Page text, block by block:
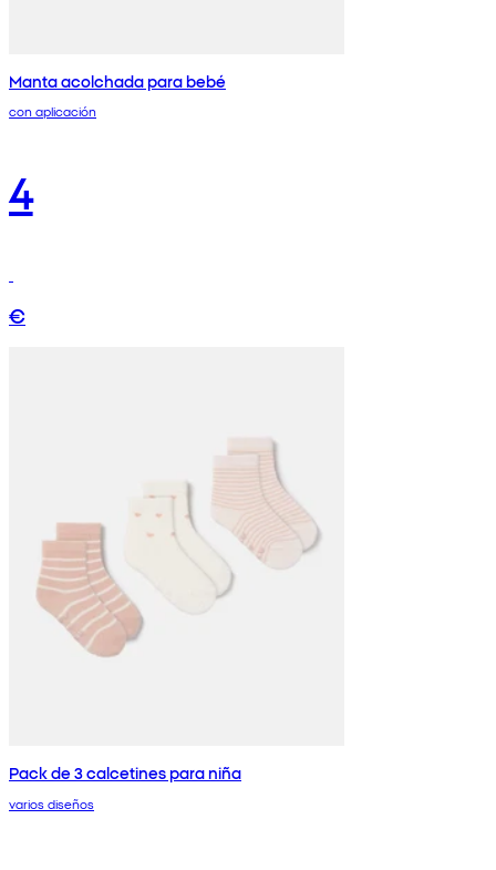
Manta acolchada para bebé
con aplicación
4
€
Pack de 3 calcetines para niña
varios diseños